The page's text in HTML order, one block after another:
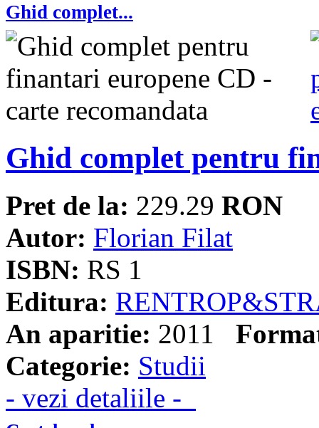
Ghid complet...
Ghid complet pentru
Pret de la: 229.29 RON
Autor: Florian Filat
ISBN: RS 1
Editura:
An aparitie: 2011
Categorie: Studii
- vezi detaliile -